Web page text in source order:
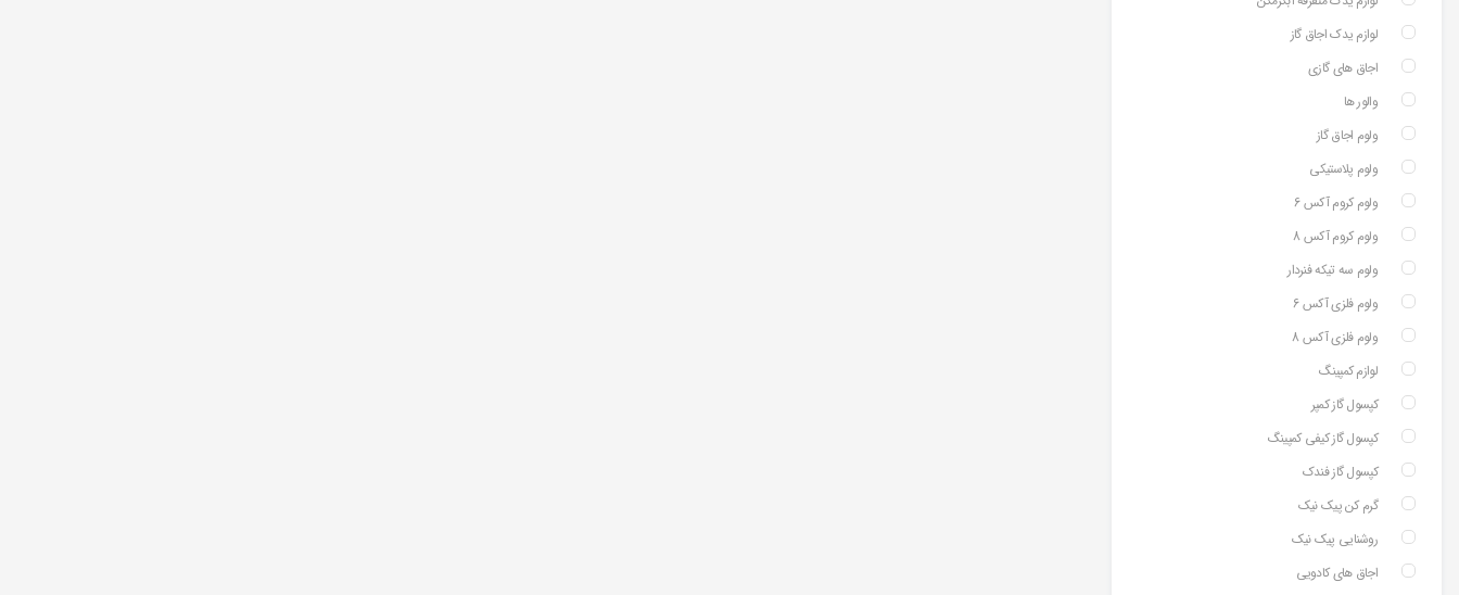
لوازم یدک اجاق گاز
اجاق های گازی
والور ها
ولوم اجاق گاز
ولوم پلاستیکی
ولوم کروم آکس 6
ولوم کروم آکس 8
ولوم سه تیکه فنردار
ولوم فلزی آکس 6
ولوم فلزی آکس 8
لوازم کمپینگ
کپسول گاز کمپر
کپسول گاز کیفی کمپینگ
کپسول گاز فندک
گرم کن پیک نیک
روشنایی پیک نیک
اجاق های کادویی